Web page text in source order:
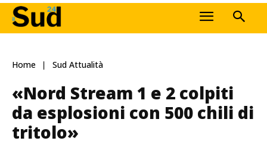
Home Sud Attualità
«Nord Stream 1 e 2 colpiti
da esplosioni con 500 chili di
tritolo»